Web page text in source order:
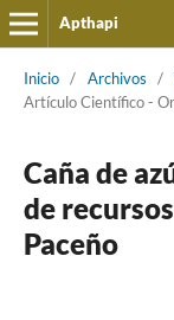
Apthapi
Inicio / Archivos /
Artículo Cientí­fico -
Caña de
de
Paceño